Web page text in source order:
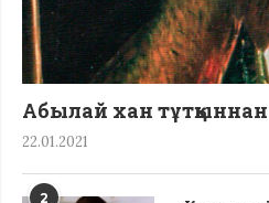
Абылай хан тұтқыннан
22.01.2021
2